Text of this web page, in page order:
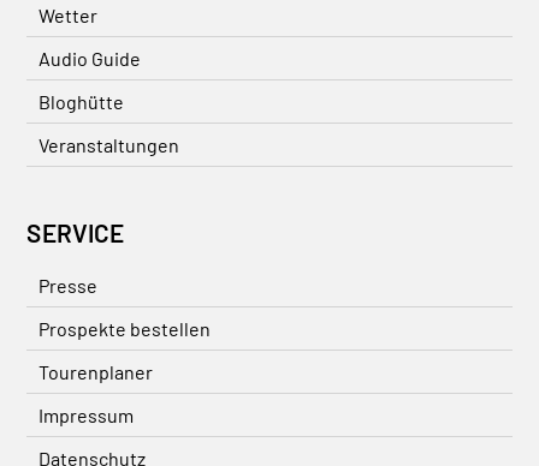
Wetter
Audio Guide
Bloghütte
Veranstaltungen
SERVICE
Presse
Prospekte bestellen
Tourenplaner
Impressum
Datenschutz